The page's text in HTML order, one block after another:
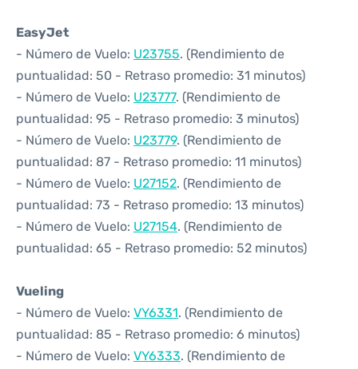
EasyJet
- Número de Vuelo: U23755. (Rendimiento de
puntualidad: 50 - Retraso promedio: 31 minutos)
- Número de Vuelo: U23777. (Rendimiento de
puntualidad: 95 - Retraso promedio: 3 minutos)
- Número de Vuelo: U23779. (Rendimiento de
puntualidad: 87 - Retraso promedio: 11 minutos)
- Número de Vuelo: U27152. (Rendimiento de
puntualidad: 73 - Retraso promedio: 13 minutos)
- Número de Vuelo: U27154. (Rendimiento de
puntualidad: 65 - Retraso promedio: 52 minutos)
Vueling
- Número de Vuelo: VY6331. (Rendimiento de
puntualidad: 85 - Retraso promedio: 6 minutos)
- Número de Vuelo: VY6333. (Rendimiento de